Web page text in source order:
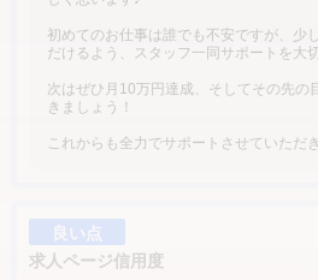
初めてのお仕事は誰でも不安ですが、少
だけるよう、スタッフ一同サポートを大
次はぜひ月10万円達成、そしてその先の
きましょう！
これからも全力でサポートさせていただ
良い点
求人ページ信用度